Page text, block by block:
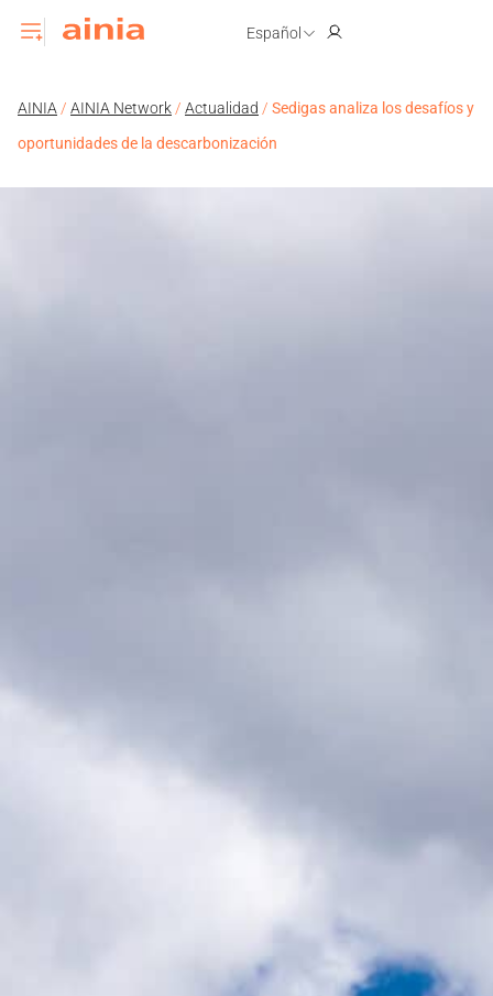
Español
AINIA / AINIA Network / Actualidad / Sedigas analiza los desafíos y
oportunidades de la descarbonización